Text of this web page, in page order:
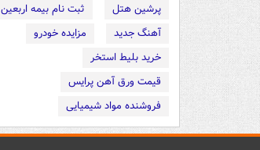
پرشین هتل
ثبت نام بیمه اربعین
آهنگ جدید
مزایده خودرو
خرید بلیط استخر
قیمت ورق آهن پرایس
فروشنده مواد شیمیایی